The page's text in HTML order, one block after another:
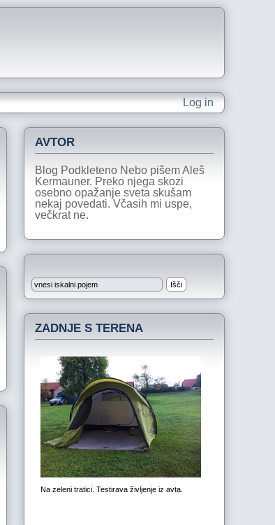
Log in
AVTOR
Blog Podkleteno Nebo pišem Aleš
Kermauner. Preko njega skozi
osebno opažanje sveta skušam
nekaj povedati. Včasih mi uspe,
večkrat ne.
ZADNJE S TERENA